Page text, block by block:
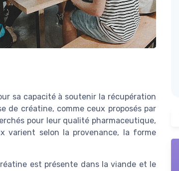
sa capacité à soutenir la récupération
de créatine, comme ceux proposés par
pour leur qualité pharmaceutique,
varient selon la provenance, la forme
est présente dans la viande et le